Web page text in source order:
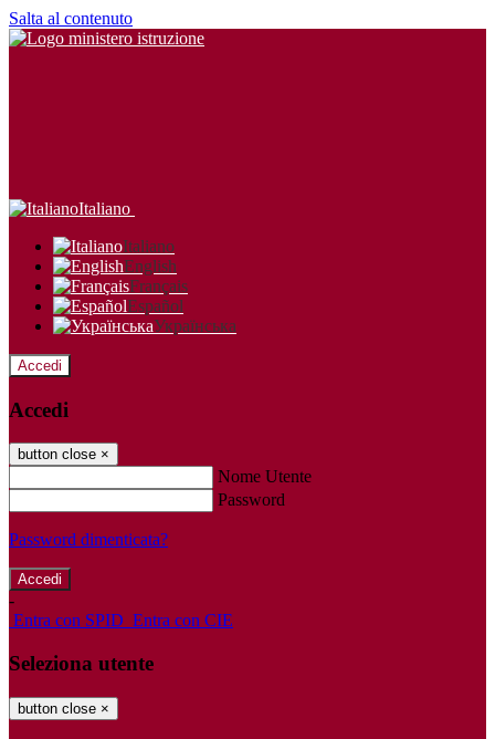
Salta al contenuto
Italiano
Italiano
English
Français
Español
Українська
Accedi
Accedi
button close ×
Nome Utente
Password
Password dimenticata?
-
Entra con SPID Entra con CIE
Seleziona utente
button close ×